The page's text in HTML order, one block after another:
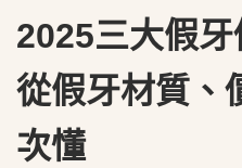
2025三大假牙
從假牙材質、
次懂